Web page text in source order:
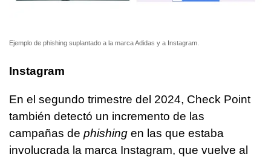
Ejemplo de phishing suplantado a la marca Adidas y a Instagram.
Instagram
En el segundo trimestre del 2024, Check Point
también detectó un incremento de las
campañas de phishing en las que estaba
involucrada la marca Instagram, que vuelve al